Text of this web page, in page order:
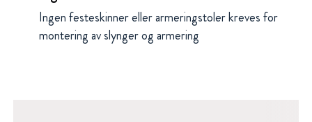
Ingen festeskinner eller armeringstoler kreves for
montering av slynger og armering